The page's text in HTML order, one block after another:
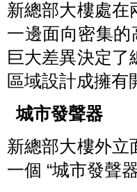
新總部大樓處在
一邊面向密集
巨大差異決定
區域設計成擁有
城市發聲器
新總部大樓外立
一個 “城市發聲